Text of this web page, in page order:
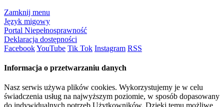
Zamknij menu
Język migowy
Portal Niepełnosprawność
Deklaracja dostępności
FacebookYouTube Tik Tok Instagram RSS
Informacja o przetwarzaniu danych
Nasz serwis używa plików cookies. Wykorzystujemy je w celu
świadczenia usług na najwyższym poziomie, w sposób dopasowany